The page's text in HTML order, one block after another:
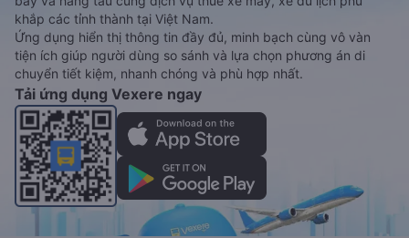
khắp các tỉnh thành tại Việt Nam.
Ứng dụng hiển thị thông tin đầy đủ, minh bạch cùng vô vàn
tiện ích giúp người dùng so sánh và lựa chọn phương án di
chuyển tiết kiệm, nhanh chóng và phù hợp nhất.
Tải ứng dụng Vexere ngay